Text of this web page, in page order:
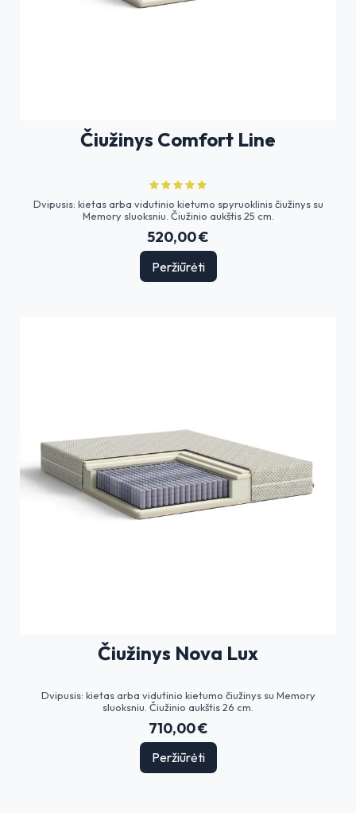
Čiužinys Comfort Line
Dvipusis: kietas arba vidutinio kietumo spyruoklinis čiužinys su
Memory sluoksniu. Čiužinio aukštis 25 cm.
520,00 €
Peržiūrėti
Čiužinys Nova Lux
Dvipusis: kietas arba vidutinio kietumo čiužinys su Memory
sluoksniu. Čiužinio aukštis 26 cm.
710,00 €
Peržiūrėti